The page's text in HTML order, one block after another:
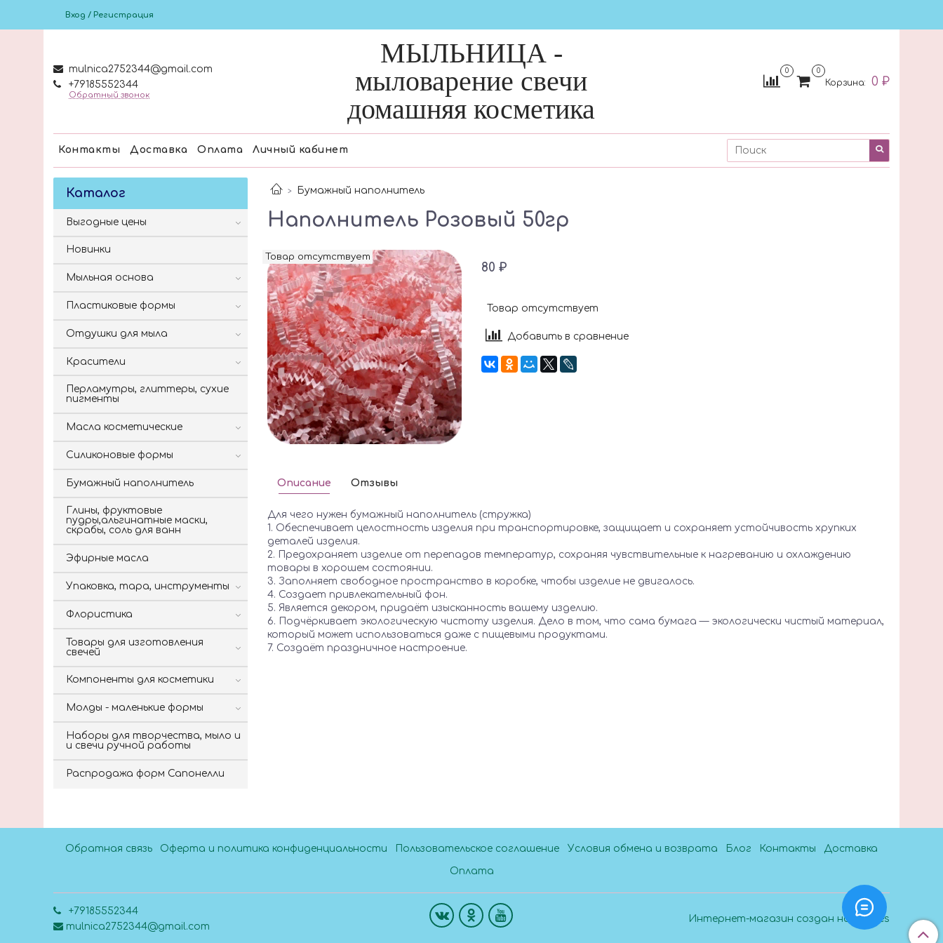
Вход / Регистрация
mulnica2752344@gmail.com
+79185552344
Обратный звонок
МЫЛЬНИЦА -
мыловарение свечи
домашняя косметика
0 0
Корзина: 0 ₽
Контакты Доставка Оплата Личный кабинет
Бумажный наполнитель
Наполнитель Розовый 50гр
Товар отсутствует
80 ₽
Товар отсутствует
Добавить в сравнение
Описание
Для чего нужен бумажный наполнитель (стружка)
1. Обеспечивает целостность изделия при транспортировке, защищает и сохраняет устойчивость хрупких
деталей изделия.
2. Предохраняет изделие от перепадов температур, сохраняя чувствительные к нагреванию и охлаждению
товары в хорошем состоянии.
3. Заполняет свободное пространство в коробке, чтобы изделие не двигалось.
4. Создает привлекательный фон.
5. Является декором, придаёт изысканность вашему изделию.
6. Подчёркивает экологическую чистоту изделия. Дело в том, что сама бумага — экологически чистый материал,
который может использоваться даже с пищевыми продуктами.
7. Создаёт праздничное настроение.
Отзывы
Каталог
Выгодные цены
Новинки
Мыльная основа
Пластиковые формы
Отдушки для мыла
Красители
Перламутры, глиттеры, сухие
пигменты
Масла косметические
Силиконовые формы
Бумажный наполнитель
Глины, фруктовые
пудры,альгинатные маски,
скрабы, соль для ванн
Эфирные масла
Упаковка, тара, инструменты
Флористика
Товары для изготовления
свечей
Компоненты для косметики
Молды - маленькие формы
Наборы для творчества, мыло и
и свечи ручной работы
Распродажа форм Сапонелли
Обратная связь Оферта и политика конфиденциальности Пользовательское соглашение Условия обмена и возврата Блог Контакты Доставка
Оплата
+79185552344
mulnica2752344@gmail.com
Интернет-магазин создан на InSales